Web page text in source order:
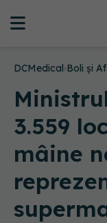
DCMedical›Boli și
3.559
mâine